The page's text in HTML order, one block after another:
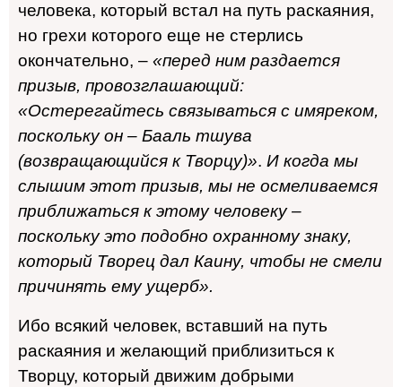
человека, который встал на путь раскаяния,
но грехи которого еще не стерлись
окончательно, – «перед ним раздается
призыв, провозглашающий:
«Остерегайтесь связываться с имяреком,
поскольку он – Бааль тшува
(возвращающийся к Творцу)». И когда мы
слышим этот призыв, мы не осмеливаемся
приближаться к этому человеку –
поскольку это подобно охранному знаку,
который Творец дал Каину, чтобы не смели
причинять ему ущерб».
Ибо всякий человек, вставший на путь
раскаяния и желающий приблизиться к
Творцу, который движим добрыми